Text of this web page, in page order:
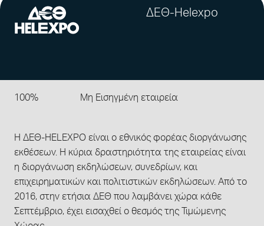
ΔΕΘ-Helexpo
100% Μη Εισηγμένη εταιρεία
Η ΔΕΘ-HELEXPO είναι ο εθνικός φορέας διοργάνωσης
εκθέσεων. Η κύρια δραστηριότητα της εταιρείας είναι
η διοργάνωση εκδηλώσεων, συνεδρίων, και
επιχειρηματικών και πολιτιστικών εκδηλώσεων. Από το
2016, στην ετήσια ΔΕΘ που λαμβάνει χώρα κάθε
Σεπτέμβριο, έχει εισαχθεί ο θεσμός της Τιμώμενης